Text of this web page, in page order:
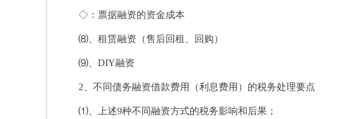
◇：票据融资的资金成本
⑻、租赁融资（售后回租、回购）
⑼、DIY融资
2、不同债务融资借款费用（利息费用）的税务处理要点
⑴、上述9种不同融资方式的税务影响和后果；